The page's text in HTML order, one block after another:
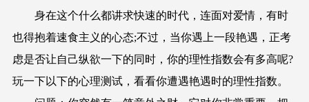
身在这个什么都讲求快速的时代，连面对爱情，有时
也得抱着速食主义的心态;不过，当你遇上一段艳遇，正考
虑是否让自己纵欲一下的同时，你的理性指数会有多高呢?
玩一下以下的心理测试，看看你遭遇艳遇时的理性指数。